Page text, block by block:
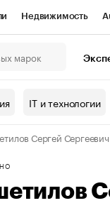
Недвижимость
контрагентов
IT и технологии
Сергей Сергеевич